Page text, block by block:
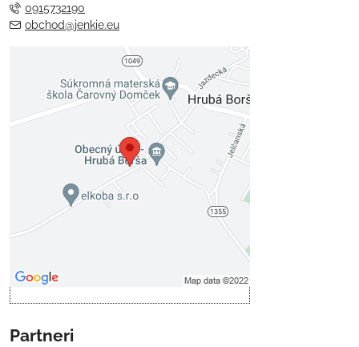
0915732190
obchod@jenkie.eu
Externý obsah je blokovaný
Voľbami súkromia
Prajete si načítať externý obsah?
Povoliť tentokrát
Povoliť a zapamätať - súhlas s
Partneri